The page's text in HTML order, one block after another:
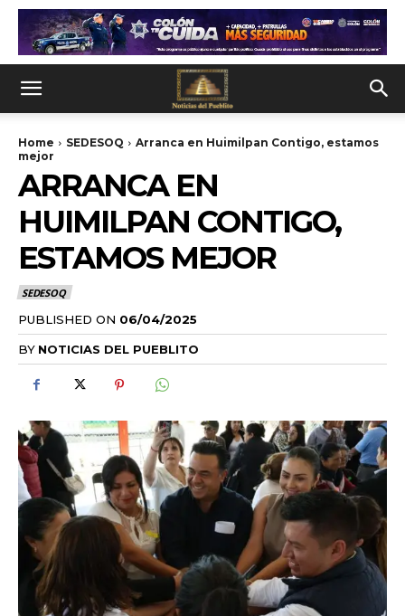
Home SEDESOQ
Arranca en Huimilpan Contigo, estamos
mejor
ARRANCA EN
HUIMILPAN CONTIGO,
ESTAMOS MEJOR
SEDESOQ
PUBLISHED ON 06/04/2025
BY NOTICIAS DEL PUEBLITO